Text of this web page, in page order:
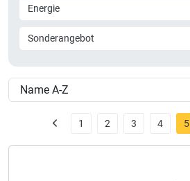
Energie
Sonderangebot
1 2 3 4 5